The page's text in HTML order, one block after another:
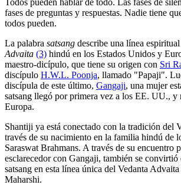
fases de preguntas y respuestas. Nadie tiene
todos pueden.
La palabra satsang describe una línea
Advaita (3) hindú en los Estados Unidos y
maestro-dicípulo, que tiene su origen con Sri
discípulo H.W.L. Poonja, llamado "Papaji".
discípula de este último, Gangaji, una mujer
satsang llegó por primera vez a los EE. UU., y
Europa.
Shantiji ya está conectado con la tradición del
través de su nacimiento en la familia hindú de
Saraswat Brahmans. A través de su encuentro
esclarecedor con Gangaji, también se convirtió
satsang en esta línea única del Vedanta
Maharshi.